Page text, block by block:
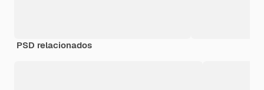
PSD relacionados